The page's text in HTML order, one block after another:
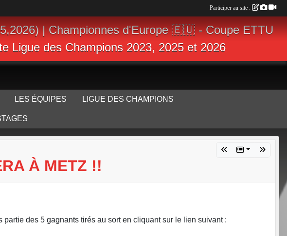
| Championnes d'Europe 🇪🇺 - Coupe ETTU
Ligue des Champions 2023, 2025 et 2026
LES ÉQUIPES LIGUE DES CHAMPIONS
À METZ !!
des 5 gagnants tirés au sort en cliquant sur le lien suivant :
Participer au site :